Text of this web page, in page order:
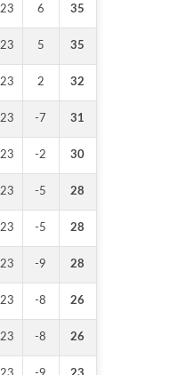
23 6 35
23 5 35
23 2 32
23 -7 31
23 -2 30
23 -5 28
23 -5 28
23 -9 28
23 -8 26
23 -8 26